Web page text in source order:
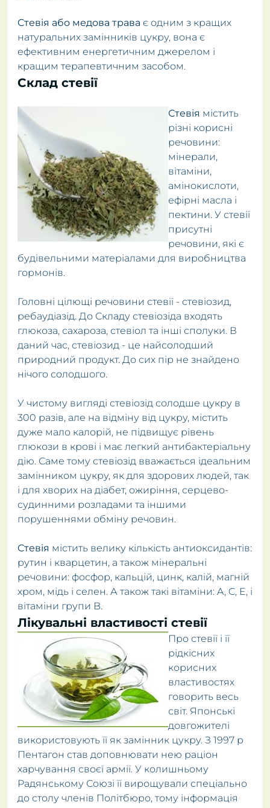
Стевія або медова трава є одним з кращих
натуральних замінників цукру, вона є
ефективним енергетичним джерелом і
кращим терапевтичним засобом.
Склад стевії
Стевія містить
різні корисні
речовини:
мінерали,
вітаміни,
амінокислоти,
ефірні масла і
пектини. У стевії
присутні
речовини, які є
будівельними матеріалами для виробництва
гормонів.
Головні цілющі речовини стевії - стевіозид,
ребаудіазід. До Складу стевіозіда входять
глюкоза, сахароза, стевіол та інші сполуки. В
даний час, стевіозид - це найсолодший
природний продукт. До сих пір не знайдено
нічого солодшого.
У чистому вигляді стевіозід солодше цукру в
300 разів, але на відміну від цукру, містить
дуже мало калорій, не підвищує рівень
глюкози в крові і має легкий антибактеріальну
дію. Саме тому стевіозід вважається ідеальним
замінником цукру, як для здорових людей, так
і для хворих на діабет, ожиріння, серцево-
судинними розладами та іншими
порушеннями обміну речовин.
Стевія містить велику кількість антиоксидантів:
рутин і кварцетин, а також мінеральні
речовини: фосфор, кальцій, цинк, калій, магній
хром, мідь і селен. А також такі вітаміни: A, C, E, і
вітаміни групи B.
Лікувальні властивості стевії
Про стевії і її
рідкісних
корисних
властивостях
говорить весь
світ. Японські
довгожителі
використовують її як замінник цукру. З 1997 р
Пентагон став доповнювати нею раціон
харчування своєї армії. У колишньому
Радянському Союзі її вирощували спеціально
до столу членів Політбюро, тому інформація